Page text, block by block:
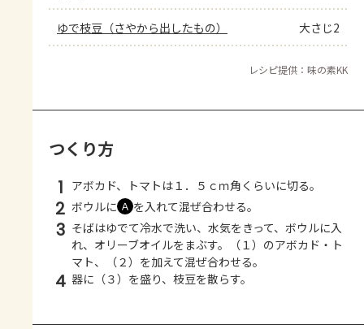
ゆで枝豆（さやから出したもの） 大さじ2
レシピ提供：味の素KK
つくり方
1 アボカド、トマトは１．５ｃｍ角くらいに切る。
2 ボウルに Ａ を入れて混ぜ合わせる。
3 そばはゆでて冷水で洗い、水気をきって、ボウルに入
れ、オリーブオイルをまぶす。（１）のアボカド・ト
マト、（２）を加えて混ぜ合わせる。
4 器に（３）を盛り、枝豆を散らす。